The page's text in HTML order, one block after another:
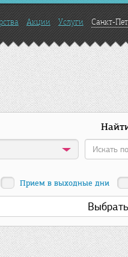
Акции Услуги Санкт-
Прием в выходные дни